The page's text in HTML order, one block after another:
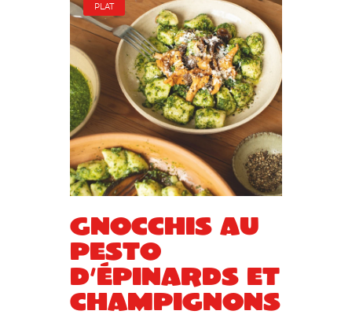
PLAT
Gnocchis au
pesto
d’épinards et
champignons